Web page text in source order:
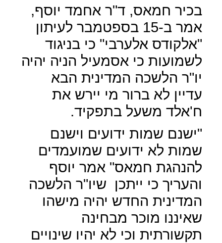
בכיר חמאס, ד"ר אחמד יוסף,
אמר ב-15 בספטמבר לעיתון
"אלקודס אלערבי" כי בניגוד
לשמועות כי אסמעיל הניה יהיה
יו"ר הלשכה המדינית הבא
עדיין לא ברור מי יירש את
ח'אלד משעל בתפקיד.
"ישנם שמות ידועים וישנם
שמות לא ידועים שמועמדים
להנהגת חמאס" אמר יוסף
והעריך כי ייתכן שיו"ר הלשכה
המדינית החדש יהיה מישהו
שאיננו מוכר מבחינה
תקשורתית וכי לא יהיו שינויים